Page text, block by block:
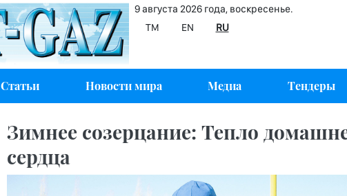
9 августа 2026 года, воскресенье.
TM
EN RU
Статьи Новости мира Медиа Тендеры
Зимнее созерцание: Тепло
сердца